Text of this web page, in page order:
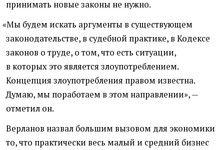
принимать новые законы не нужно.
«Мы будем искать аргументы в существующем
законодательстве, в судебной практике, в Кодексе
законов о труде, о том, что есть ситуации,
в которых это является злоупотреблением.
Концепция злоупотребления правом известна.
Думаю, мы поработаем в этом направлении», —
отметил он.
Верланов назвал большим вызовом для экономики
то, что практически весь малый и средний бизнес